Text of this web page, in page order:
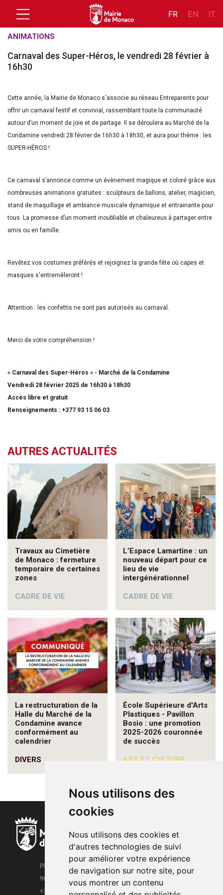
Nous utilisons des
cookies
Nous utilisons des cookies et
d'autres technologies de suivi
pour améliorer votre expérience
de navigation sur notre site, pour
vous montrer un contenu
FR EN IT
ANIMATIONS
Carnaval des Super-Héros, le vendredi 28 février à
16h30
Cette année, la Mairie de Monaco s'associe au réseau Entreparents pour
offrir un carnaval festif et convivial, rassemblant toute la communauté
autour d’un moment de joie et de partage. Il se déroulera au Marché de la
Condamine vendredi 28 février de 16h30 à 18h30, et aura pour thème : les
SUPER-HÉROS !
Ce carnaval s’annonce comme un évènement magique et coloré grâce aux
nombreuses animations gratuites : sculpteurs de ballons, atelier, magicien,
stand de maquillage et ambiance musicale dynamique et entrainante pour
tous. La promesse d’un moment inoubliable et chaleureux à partager entre
amis ou en famille.
Revêtez vos costumes préférés et rejoignez la grande fête où capes et
masques s'entremêleront !
Attention : les confettis ne sont pas autorisés au carnaval.
Merci de votre compréhension !
« Carnaval des Super-Héros » - Marché de la Condamine
Vendredi 28 février 2025 de 16h30 à 18h30
Accès libre et gratuit
Renseignements : +377 93 15 06 03
AUTRES ACTUALITÉS
Travaux au Cimetière
de Monaco : fermeture
temporaire de certaines
zones
CADRE DE VIE
L’Espace Lamartine : un
nouveau départ pour ce
lieu de vie
intergénérationnel
CADRE DE VIE
La restructuration de la
Halle du Marché de la
Condamine avance
conformément au
calendrier
DIVERS
École Supérieure d'Arts
Plastiques - Pavillon
Bosio : une promotion
2025-2026 couronnée
de succès
ART ET CULTURE
Place de la Mairie
98000 Monaco
+377 93 15 28 63